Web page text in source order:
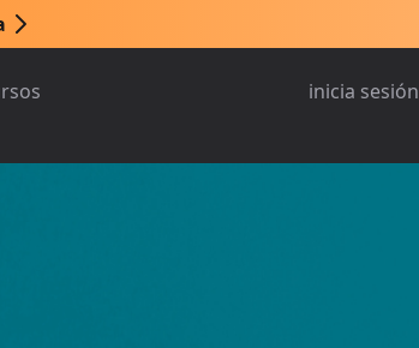
inicia sesión